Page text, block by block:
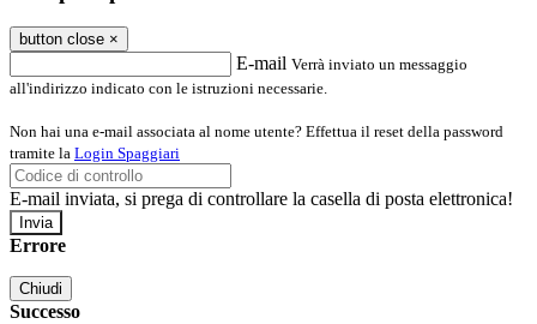
button close ×
E-mail Verrà inviato un messaggio
all'indirizzo indicato con le istruzioni necessarie.
Non hai una e-mail associata al nome utente? Effettua il reset della password
tramite la Login Spaggiari
E-mail inviata, si prega di controllare la casella di posta elettronica!
Errore
Chiudi
Successo